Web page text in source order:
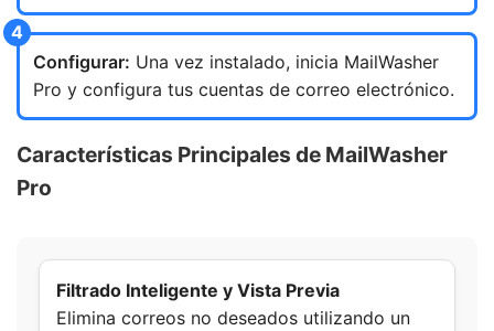
Configurar: Una vez instalado, inicia MailWasher
Pro y configura tus cuentas de correo electrónico.
Características Principales de MailWasher
Pro
Filtrado Inteligente y Vista Previa
Elimina correos no deseados utilizando un